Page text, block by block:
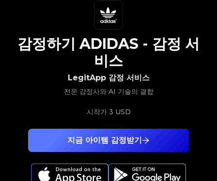
지금 아이템 감정받기
LegitApp 감정 서비스
전문 감정사와 AI 기술의 결합
시작가 3 USD
감정하기 ADIDAS - 감정 서
비스